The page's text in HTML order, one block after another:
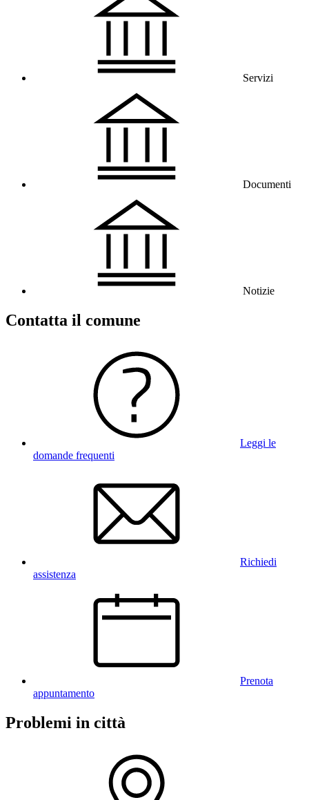
Servizi
Documenti
Notizie
Contatta il comune
Leggi le
domande frequenti
Richiedi
assistenza
Prenota
appuntamento
Problemi in città